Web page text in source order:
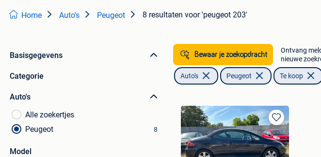
Home Auto's Peugeot 8 resultaten voor 'peugeot 203'
Basisgegevens
Categorie
Auto's
Alle zoekertjes
Peugeot
8
Model
Bewaar je zoekopdracht
Ontvang
nieuwe
Auto's Peugeot Te koop
Bewaren
in
Mijn
Favorieten